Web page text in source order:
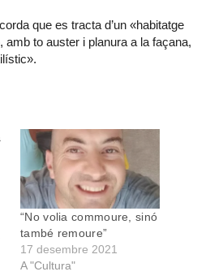
que es tracta d’un «habitatge
amb to auster i planura a la façana,
“No volia commoure, sinó
també remoure”
17 desembre 2021
A "Cultura"